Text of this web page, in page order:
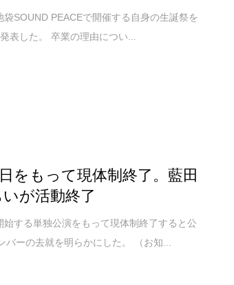
SOUND PEACEで開催する自身の生誕祭を
表した。 卒業の理由につい...
をもって現体制終了。藍田
が活動終了
する単独公演をもって現体制終了すると公
ーの去就を明らかにした。 （お知...